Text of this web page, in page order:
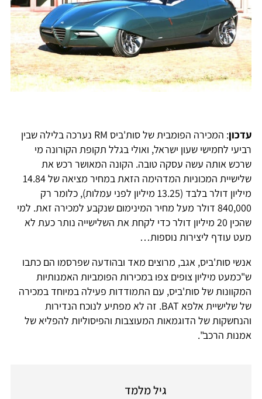
עדכון
: המכירה הפומבית של סות'ביס RM נערכה בלילה שבין
רביעי לחמישי שעון ישראל, ואולי בגלל תקופת הקורונה מי
שרכש אותה עשה עסקה טובה. הקונה המאושר רכש את
שלישיית המכוניות המדהימה הזאת במחיר מציאה של 14.84
מיליון דולר בלבד (13.25 מיליון לפני עמלות), כלומר רק
840,000 דולר מעל מחיר המינימום שנקבע למכירה זאת. למי
שהכין 20 מיליון דולר כדי לקחת את השלישייה נותר כעת לא
מעט עודף ליצירות נוספות…
אנשי סות'ביס, אגב, מרוצים מאד ובהודעה שפרסמו הם כתבו
ש"כמעט מיליון צופים צפו במכירות הפומביות האמנותיות
המקוונות של סות'ביס, עם התמודדות פעילה במיוחד במכירה
של שלישיית אלפא BAT. זה לא מפתיע לנוכח הנדירות
והנחשקות של הדוגמאות המעוצבות והפיסוליות להפליא של
אמנות הרכב".
גיל מלמד